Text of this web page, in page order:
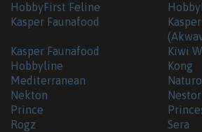
HobbyFirst Feline
Kasper Faunafood
Kasper Faunafood
Hobbyline
Kiwi
Kong
Mediterranean
Naturo
Nekton
Nestor
Prince
Rogz
Sera